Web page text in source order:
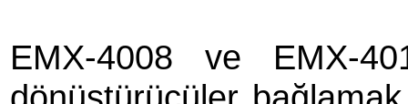
EMX-4008 ve EMX-